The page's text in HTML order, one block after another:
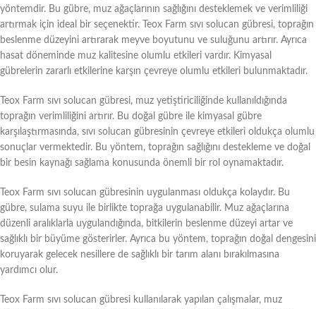
yöntemdir. Bu gübre, muz ağaçlarının sağlığını desteklemek ve verimliliği
artırmak için ideal bir seçenektir. Teox Farm sıvı solucan gübresi, toprağın
beslenme düzeyini artırarak meyve boyutunu ve suluğunu artırır. Ayrıca
hasat döneminde muz kalitesine olumlu etkileri vardır. Kimyasal
gübrelerin zararlı etkilerine karşın çevreye olumlu etkileri bulunmaktadır.
Teox Farm sıvı solucan gübresi, muz yetiştiriciliğinde kullanıldığında
toprağın verimliliğini artırır. Bu doğal gübre ile kimyasal gübre
karşılaştırmasında, sıvı solucan gübresinin çevreye etkileri oldukça olumlu
sonuçlar vermektedir. Bu yöntem, toprağın sağlığını destekleme ve doğal
bir besin kaynağı sağlama konusunda önemli bir rol oynamaktadır.
Teox Farm sıvı solucan gübresinin uygulanması oldukça kolaydır. Bu
gübre, sulama suyu ile birlikte toprağa uygulanabilir. Muz ağaçlarına
düzenli aralıklarla uygulandığında, bitkilerin beslenme düzeyi artar ve
sağlıklı bir büyüme gösterirler. Ayrıca bu yöntem, toprağın doğal dengesini
koruyarak gelecek nesillere de sağlıklı bir tarım alanı bırakılmasına
yardımcı olur.
Teox Farm sıvı solucan gübresi kullanılarak yapılan çalışmalar, muz